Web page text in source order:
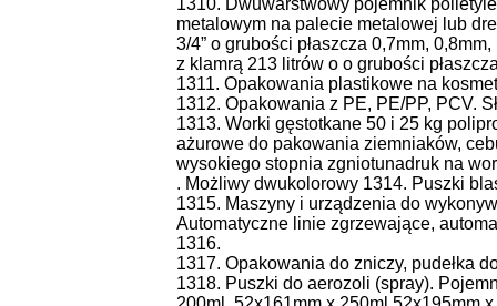
1310. Dwuwarstwowy pojemnik
metalowym na palecie metalowej lub
3/4” o grubości płaszcza 0,7mm,
z klamrą 213 litrów o o grubości
1311. Opakowania plastikowe na
1312. Opakowania z PE, PE/PP, PCV.
1313. Worki gęstotkane 50 i 25 kg
ażurowe do pakowania ziemniaków,
wysokiego stopnia zgniotunadruk na
. Możliwy dwukolorowy 1314. Puszki
1315. Maszyny i urządzenia do
Automatyczne linie zgrzewające,
1316.
1317. Opakowania do zniczy, pudełka
1318. Puszki do aerozoli (spray).